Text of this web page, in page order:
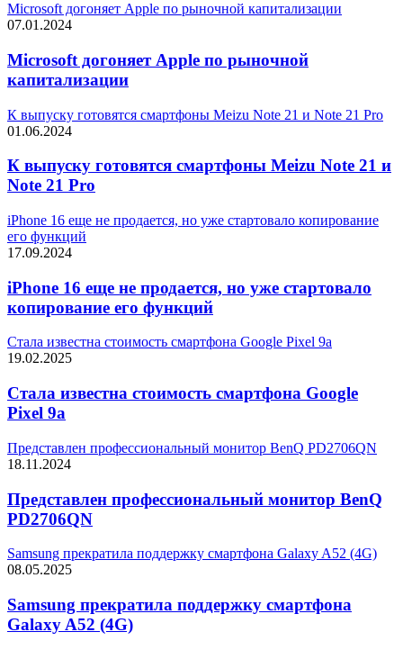
Microsoft догоняет Apple по рыночной капитализации
07.01.2024
Microsoft догоняет Apple по рыночной
капитализации
К выпуску готовятся смартфоны Meizu Note 21 и Note 21 Pro
01.06.2024
К выпуску готовятся смартфоны Meizu Note 21 и
Note 21 Pro
iPhone 16 еще не продается, но уже стартовало копирование
его функций
17.09.2024
iPhone 16 еще не продается, но уже стартовало
копирование его функций
Стала известна стоимость смартфона Google Pixel 9a
19.02.2025
Стала известна стоимость смартфона Google
Pixel 9a
Представлен профессиональный монитор BenQ PD2706QN
18.11.2024
Представлен профессиональный монитор BenQ
PD2706QN
Samsung прекратила поддержку смартфона Galaxy A52 (4G)
08.05.2025
Samsung прекратила поддержку смартфона
Galaxy A52 (4G)